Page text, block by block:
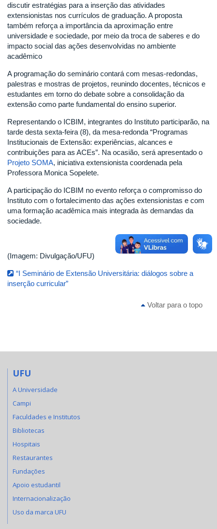
discutir estratégias para a inserção das atividades
extensionistas nos currículos de graduação. A proposta
também reforça a importância da aproximação entre
universidade e sociedade, por meio da troca de saberes e do
impacto social das ações desenvolvidas no ambiente
acadêmico
A programação do seminário contará com mesas-redondas,
palestras e mostras de projetos, reunindo docentes, técnicos e
estudantes em torno do debate sobre a consolidação da
extensão como parte fundamental do ensino superior.
Representando o ICBIM, integrantes do Instituto participarão, na
tarde desta sexta-feira (8), da mesa-redonda “Programas
Institucionais de Extensão: experiências, alcances e
contribuições para as ACEs”. Na ocasião, será apresentado o
Projeto SOMA, iniciativa extensionista coordenada pela
Professora Monica Sopelete.
A participação do ICBIM no evento reforça o compromisso do
Instituto com o fortalecimento das ações extensionistas e com
uma formação acadêmica mais integrada às demandas da
sociedade.
(Imagem: Divulgação/UFU)
“I Seminário de Extensão Universitária: diálogos sobre a
inserção curricular”
Voltar para o topo
UFU
A Universidade
Campi
Faculdades e Institutos
Bibliotecas
Hospitais
Restaurantes
Fundações
Apoio estudantil
Internacionalização
Uso da marca UFU